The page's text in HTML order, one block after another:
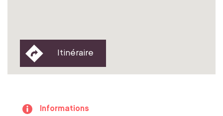
Itinéraire
Informations